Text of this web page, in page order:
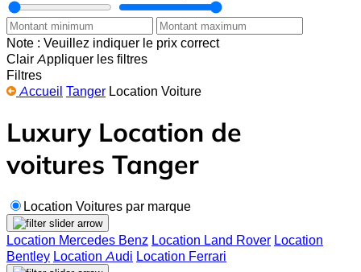
Note : Veuillez indiquer le prix correct
Clair Appliquer les filtres
Filtres
Accueil Tanger Location Voiture
Luxury Location de
voitures Tanger
Location Voitures par marque
Location Mercedes Benz Location Land Rover Location
Bentley Location Audi Location Ferrari